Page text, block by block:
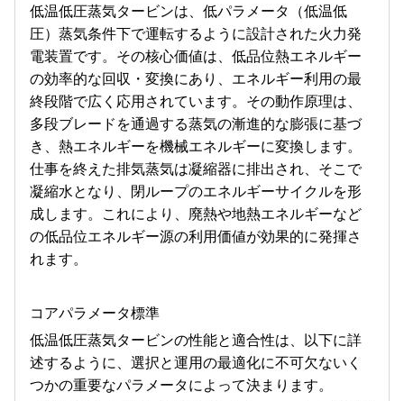
低温低圧蒸気タービンは、低パラメータ（低温低
圧）蒸気条件下で運転するように設計された火力発
電装置です。その核心価値は、低品位熱エネルギー
の効率的な回収・変換にあり、エネルギー利用の最
終段階で広く応用されています。その動作原理は、
多段ブレードを通過する蒸気の漸進的な膨張に基づ
き、熱エネルギーを機械エネルギーに変換します。
仕事を終えた排気蒸気は凝縮器に排出され、そこで
凝縮水となり、閉ループのエネルギーサイクルを形
成します。これにより、廃熱や地熱エネルギーなど
の低品位エネルギー源の利用価値が効果的に発揮さ
れます。
コアパラメータ標準
低温低圧蒸気タービンの性能と適合性は、以下に詳
述するように、選択と運用の最適化に不可欠ないく
つかの重要なパラメータによって決まります。